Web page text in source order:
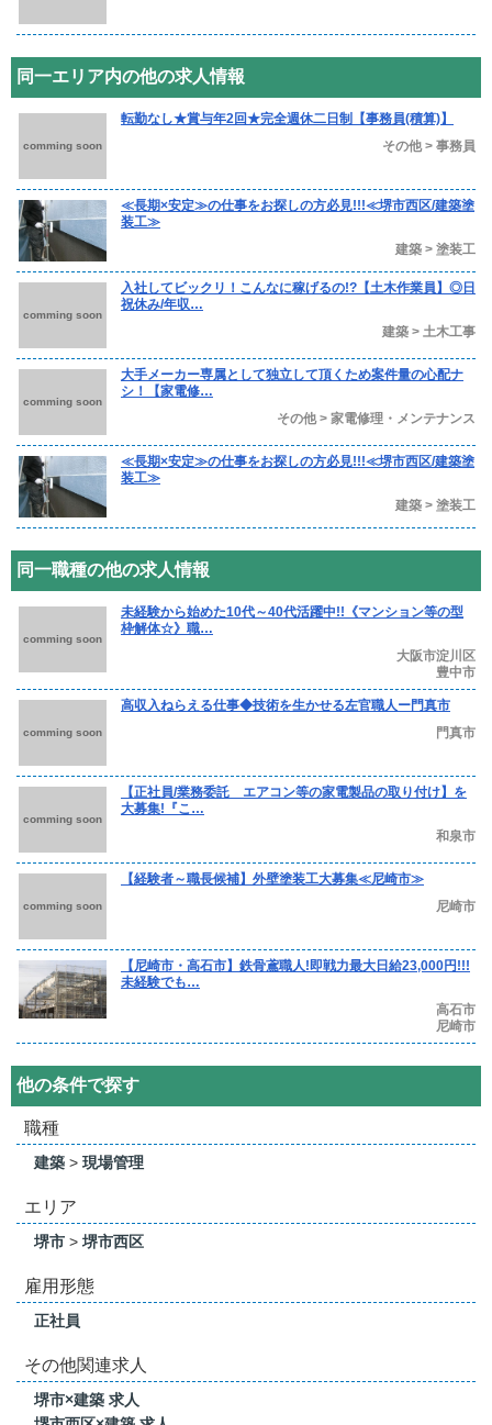
同一エリア内の他の求人情報
comming soon
転勤なし★賞与年2回★完全週休二日制【事務員(積算)】
その他 > 事務員
≪長期×安定≫の仕事をお探しの方必見!!!≪堺市西区/建築塗
装工≫
建築 > 塗装工
comming soon
入社してビックリ！こんなに稼げるの!?【土木作業員】◎日
祝休み/年収…
建築 > 土木工事
comming soon
大手メーカー専属として独立して頂くため案件量の心配ナ
シ！【家電修…
その他 > 家電修理・メンテナンス
≪長期×安定≫の仕事をお探しの方必見!!!≪堺市西区/建築塗
装工≫
建築 > 塗装工
同一職種の他の求人情報
comming soon
未経験から始めた10代～40代活躍中!!《マンション等の型
枠解体☆》職…
大阪市淀川区
豊中市
comming soon
高収入ねらえる仕事◆技術を生かせる左官職人ー門真市
門真市
comming soon
【正社員/業務委託 エアコン等の家電製品の取り付け】を
大募集!『こ…
和泉市
comming soon
【経験者～職長候補】外壁塗装工大募集≪尼崎市≫
尼崎市
【尼崎市・高石市】鉄骨鳶職人!即戦力最大日給23,000円!!!
未経験でも…
高石市
尼崎市
他の条件で探す
職種
建築 > 現場管理
エリア
堺市 > 堺市西区
雇用形態
正社員
その他関連求人
堺市×建築 求人